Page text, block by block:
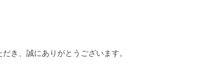
き、誠にありがとうございます。